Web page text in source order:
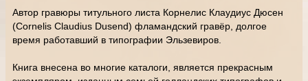
Автор гравюры титульного листа Корнелис Клаудиус Дюсен
(Cornelis Claudius Dusend) фламандский гравёр, долгое
время работавший в типографии Эльзевиров.
Книга внесена во многие каталоги, является прекрасным